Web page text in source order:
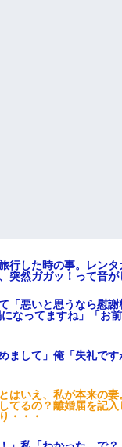
行した時の事。レン
突然ガガッ！って音
「悪いと思うなら慰
なってますね」「お
まして」俺「失礼で
はいえ、私が本来の
てるの？離婚届を記入
・・・